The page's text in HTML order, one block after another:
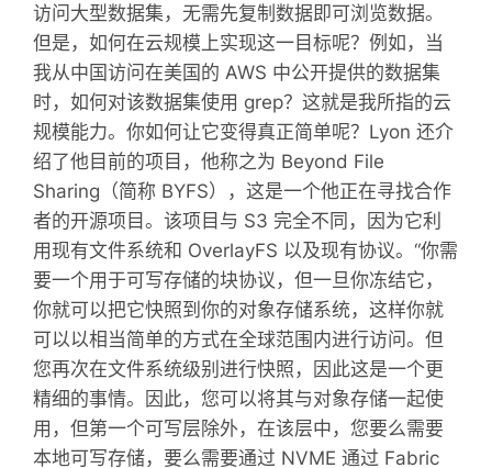
访问大型数据集，无需先复制数据即可浏览数据。
但是，如何在云规模上实现这一目标呢？例如，当
我从中国访问在美国的 AWS 中公开提供的数据集
时，如何对该数据集使用 grep？这就是我所指的云
规模能力。你如何让它变得真正简单呢？Lyon 还介
绍了他目前的项目，他称之为 Beyond File
Sharing（简称 BYFS），这是一个他正在寻找合作
者的开源项目。该项目与 S3 完全不同，因为它利
用现有文件系统和 OverlayFS 以及现有协议。“你需
要一个用于可写存储的块协议，但一旦你冻结它，
你就可以把它快照到你的对象存储系统，这样你就
可以以相当简单的方式在全球范围内进行访问。但
您再次在文件系统级别进行快照，因此这是一个更
精细的事情。因此，您可以将其与对象存储一起使
用，但第一个可写层除外，在该层中，您要么需要
本地可写存储，要么需要通过 NVME 通过 Fabric